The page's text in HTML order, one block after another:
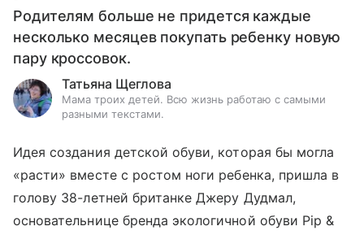
Родителям больше не придется каждые
несколько месяцев покупать ребенку новую
пару кроссовок.
Татьяна Щеглова
Мама троих детей. Всю жизнь работаю с самыми
разными текстами.
Идея создания детской обуви, которая бы могла
«расти» вместе с ростом ноги ребенка, пришла в
голову 38-летней британке Джеру Дудмал,
основательнице бренда экологичной обуви Pip &